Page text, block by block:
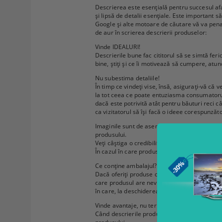
Descrierea este esențială pentru succesul
și lipsă de detalii esențiale. Este important
Google și alte motoare de căutare vă va
de aur în scrierea descrierii produselor:
Vinde IDEALURI!
Descrierile bune fac cititorul să se simtă
bine, știți și ce îi motivează să cumpere,
Nu subestima detaliile!
În timp ce vindeți vise, însă, asigurați-vă că
la tot ceea ce poate entuziasma
dacă este potrivită atât pentru băuturi reci
ca vizitatorul să își facă o ideee
Imaginile sunt de asemenea importante,
produsului.
Veți câștiga o credibilitate suplimentară
În cazul în care produsele dvs. au recenzii
Ce conține ambalajul?
Dacă oferiți produse care sunt însoțite de
care produsul are nevoie de baterii, dar ele
în care, la deschiderea cutiei ,el va
Vinde avantaje, nu termeni tehnici
Când descrierile produselor conțin o listă